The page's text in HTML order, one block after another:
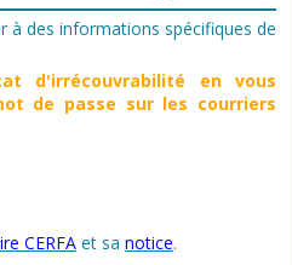
des informations spécifiques de
d'irrécouvrabilité en vous
de passe sur les courriers
CERFA et sa notice.